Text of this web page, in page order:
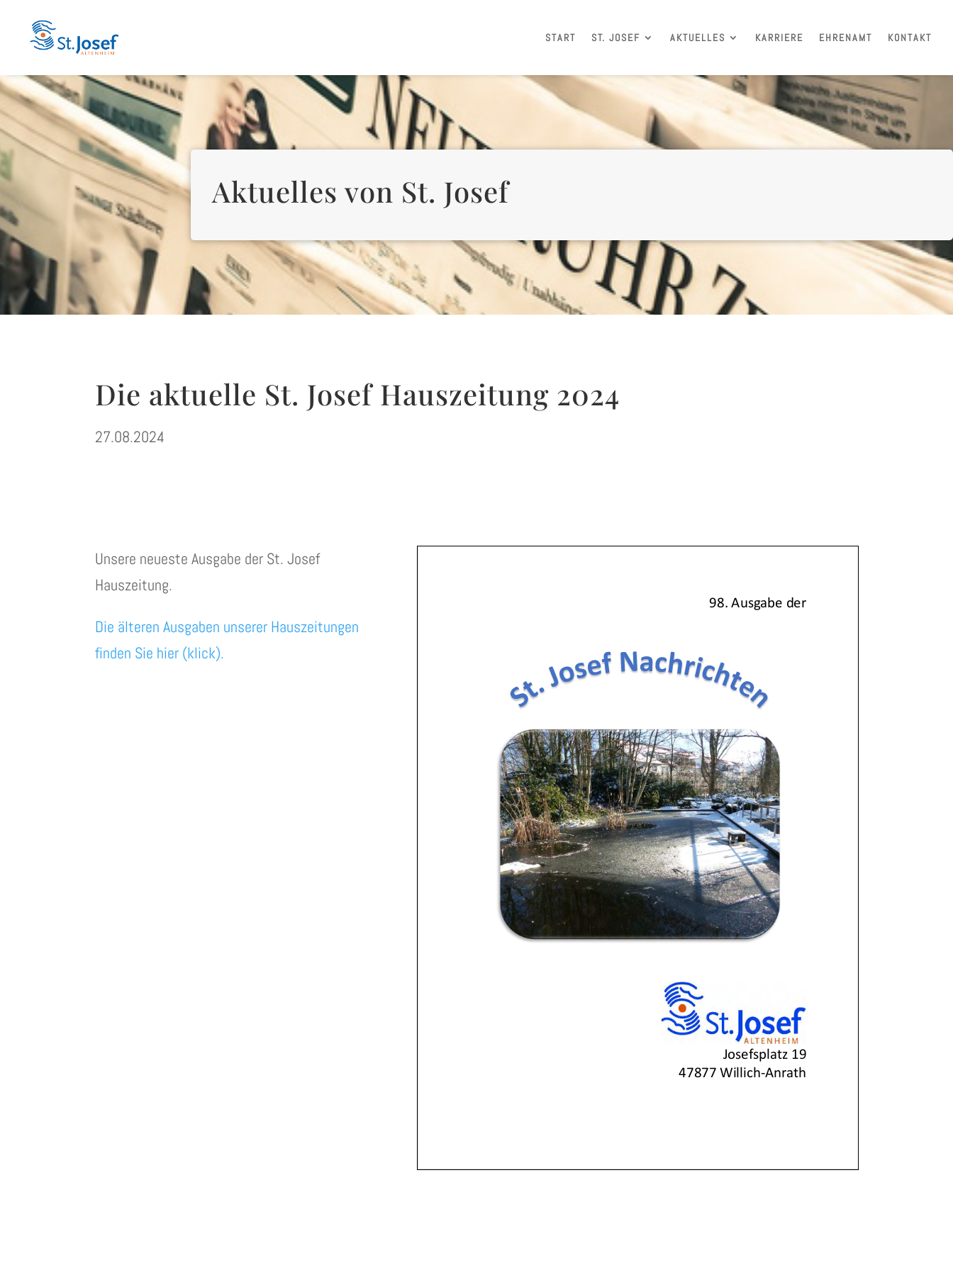
START ST. JOSEF AKTUELLES KARRIERE EHRENAMT KONTAKT
Aktuelles von St. Josef
Die aktuelle St. Josef Hauszeitung 2024
27.08.2024
Unsere neueste Ausgabe der St. Josef
Hauszeitung.
Die älteren Ausgaben unserer Hauszeitungen
finden Sie hier (klick).